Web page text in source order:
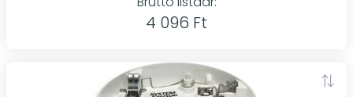
4 096 Ft